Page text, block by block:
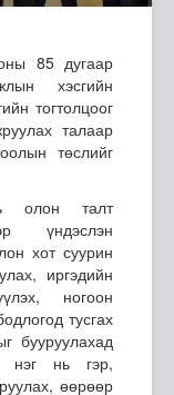
85 дугаар
хэсгийн
тогтолцоог
талаар
төслийг
олон талт
үндэслэн
хот суурин
иргэдийн
ногоон
тусгах
бууруулахад
нэг нь гэр,
өөрөөр